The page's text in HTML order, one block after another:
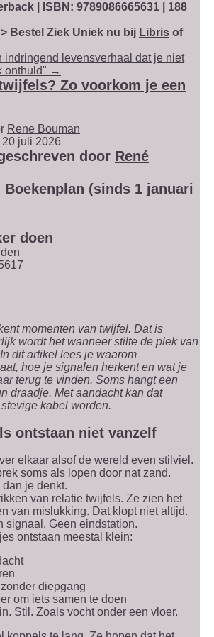
| ISBN: 9789086665631 | 188
> Bestel Ziek Uniek nu bij Libris of
indringend levensverhaal dat je niet
onthuld" →
Zo voorkom je een
Rene Bouman
20 juli 2026
door René
(sinds 1 januari
doen
momenten van twijfel. Dat is
wordt het wanneer stilte de plek van
dit artikel lees je waarom
hoe je signalen herkent en wat je
terug te vinden. Soms hangt een
draadje. Met aandacht kan dat
kabel worden.
ontstaan niet vanzelf
elkaar alsof de wereld even stilviel.
soms als lopen door nat zand.
je denkt.
van relatie twijfels. Ze zien het
van mislukking. Dat klopt niet altijd.
signaal. Geen eindstation.
ontstaan meestal klein:
diepgang
om iets samen te doen
Stil. Zoals vocht onder een vloer.